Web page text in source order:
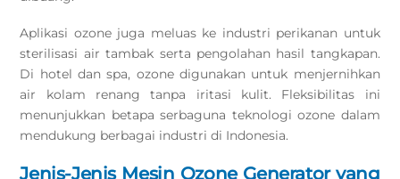
Aplikasi ozone juga meluas ke industri perikanan untuk
sterilisasi air tambak serta pengolahan hasil tangkapan.
Di hotel dan spa, ozone digunakan untuk menjernihkan
air kolam renang tanpa iritasi kulit. Fleksibilitas ini
menunjukkan betapa serbaguna teknologi ozone dalam
mendukung berbagai industri di Indonesia.
Jenis-Jenis Mesin Ozone Generator yang